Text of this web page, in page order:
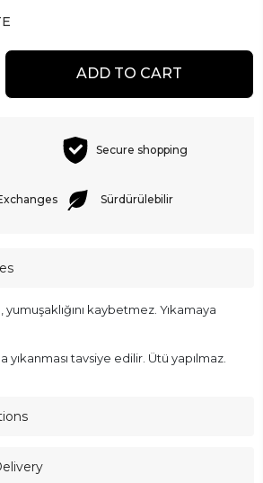
ADD TO CART
Secure shopping
Sürdürülebilir
yumuşaklığını kaybetmez. Yıkamaya
yıkanması tavsiye edilir. Ütü yapılmaz.